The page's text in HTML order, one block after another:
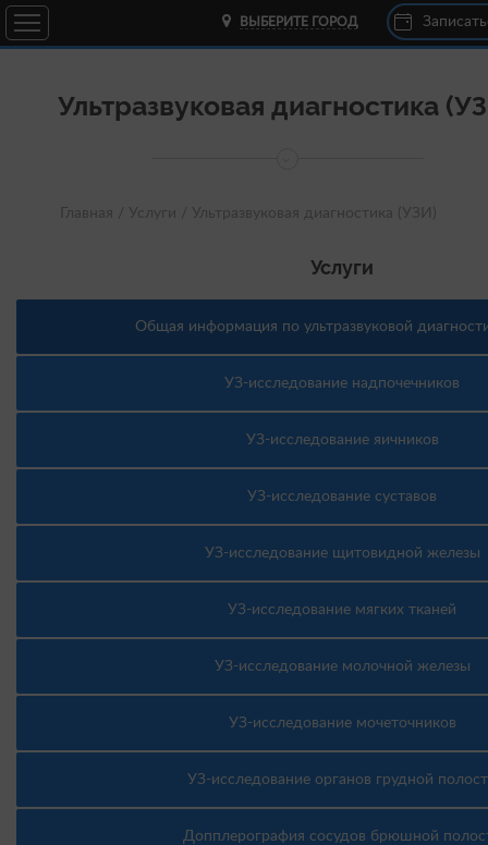
ВЫБЕРИТЕ ГОРОД
Ультразвуковая диагностика
Главная / Услуги / Ультразвуковая диагностика (УЗИ)
Услуги
Общая информация по ультразвуковой
УЗ-исследование надпочечников
УЗ-исследование яичников
УЗ-исследование суставов
УЗ-исследование щитовидной железы
УЗ-исследование мягких тканей
УЗ-исследование молочной железы
УЗ-исследование мочеточников
УЗ-исследование органов грудной
Допплерография сосудов брюшной